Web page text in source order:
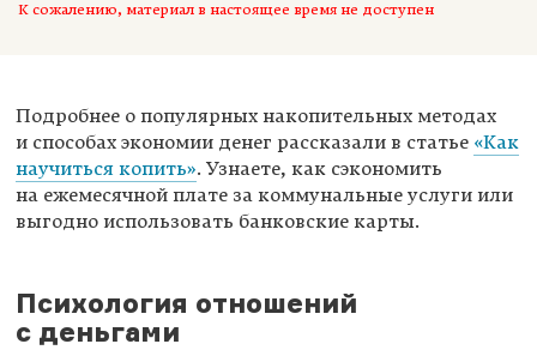
К сожалению, материал в настоящее время не доступен
Подробнее о популярных накопительных методах
и способах экономии денег рассказали в статье «Как
научиться копить». Узнаете, как сэкономить
на ежемесячной плате за коммунальные услуги или
выгодно использовать банковские карты.
Психология отношений
с деньгами